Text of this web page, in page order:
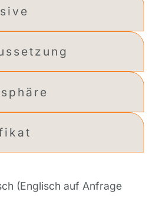
(Englisch auf Anfrage